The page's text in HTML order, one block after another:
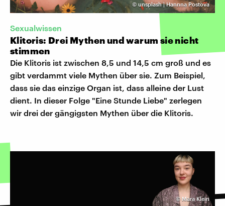
© unsplash | Hannna Postova
Sexualwissen
Klitoris: Drei Mythen und warum sie nicht
stimmen
Die Klitoris ist zwischen 8,5 und 14,5 cm groß und es
gibt verdammt viele Mythen über sie. Zum Beispiel,
dass sie das einzige Organ ist, dass alleine der Lust
dient. In dieser Folge "Eine Stunde Liebe" zerlegen
wir drei der gängigsten Mythen über die Klitoris.
© Mara Klein